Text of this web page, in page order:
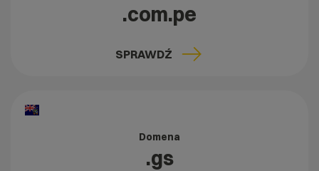
.com.pe
SPRAWDŹ
Domena
.gs